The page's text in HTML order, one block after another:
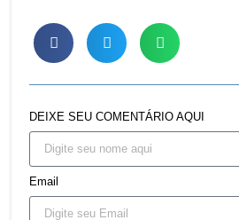
DEIXE SEU COMENTÁRIO AQUI
Email